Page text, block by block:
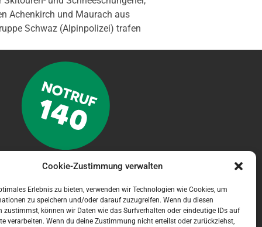
Cookie-Zustimmung verwalten
Erlebnis zu bieten, verwenden wir Technologien wie Cookies, um
zu speichern und/oder darauf zuzugreifen. Wenn du diesen
zustimmst, können wir Daten wie das Surfverhalten oder eindeutige IDs auf
verarbeiten. Wenn du deine Zustimmung nicht erteilst oder zurückziehst,
Achenkirch und Maurach aus
Schwaz (Alpinpolizei) trafen